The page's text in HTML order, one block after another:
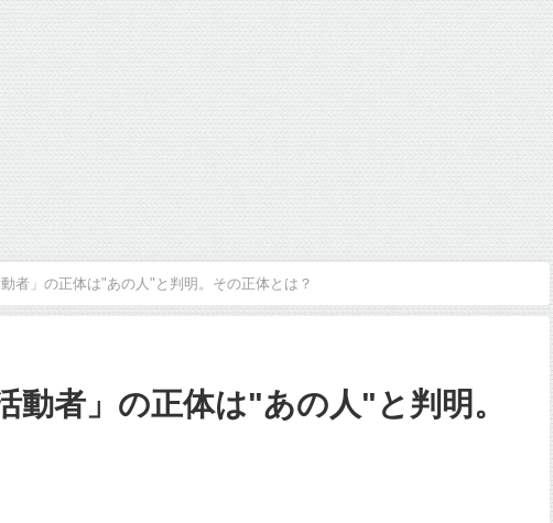
者」の正体は"あの人"と判明。その正体とは？
動者」の正体は"あの人"と判明。